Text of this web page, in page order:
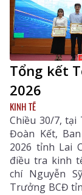
Tổng kết
2026
KINH TẾ
Chiều 30/7,
Đoàn Kết,
2026 tỉnh Lai
điều tra kinh
chí Nguyễn
Trưởng BCĐ